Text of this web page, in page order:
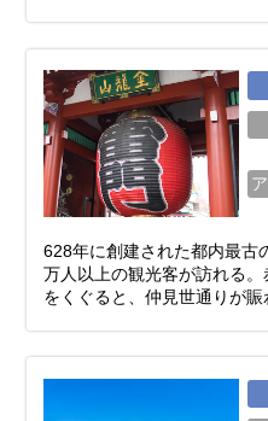
628年に創建された都内最古
万人以上の観光客が訪れる
をくぐると、仲見世通りが賑